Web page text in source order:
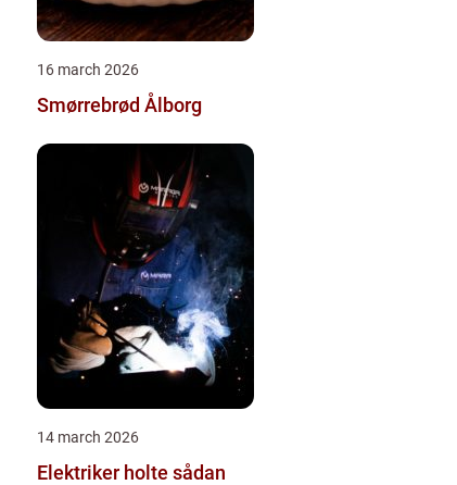
16 march 2026
Smørrebrød Ålborg
14 march 2026
Elektriker holte sådan